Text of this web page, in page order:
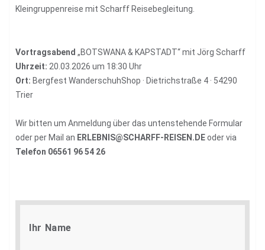
Kleingruppenreise mit Scharff Reisebegleitung.
Vortragsabend „BOTSWANA & KAPSTADT“ mit Jörg Scharff
Uhrzeit: 20.03.2026 um 18:30 Uhr
Ort: Bergfest WanderschuhShop · Dietrichstraße 4 · 54290
Trier
Wir bitten um Anmeldung über das untenstehende Formular
oder per Mail an ERLEBNIS@SCHARFF-REISEN.DEoder via
Telefon 06561 96 54 26
Ihr Name